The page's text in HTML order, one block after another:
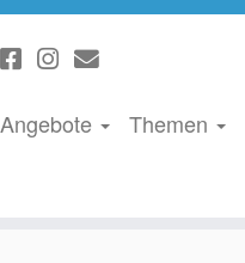
Angebote Themen